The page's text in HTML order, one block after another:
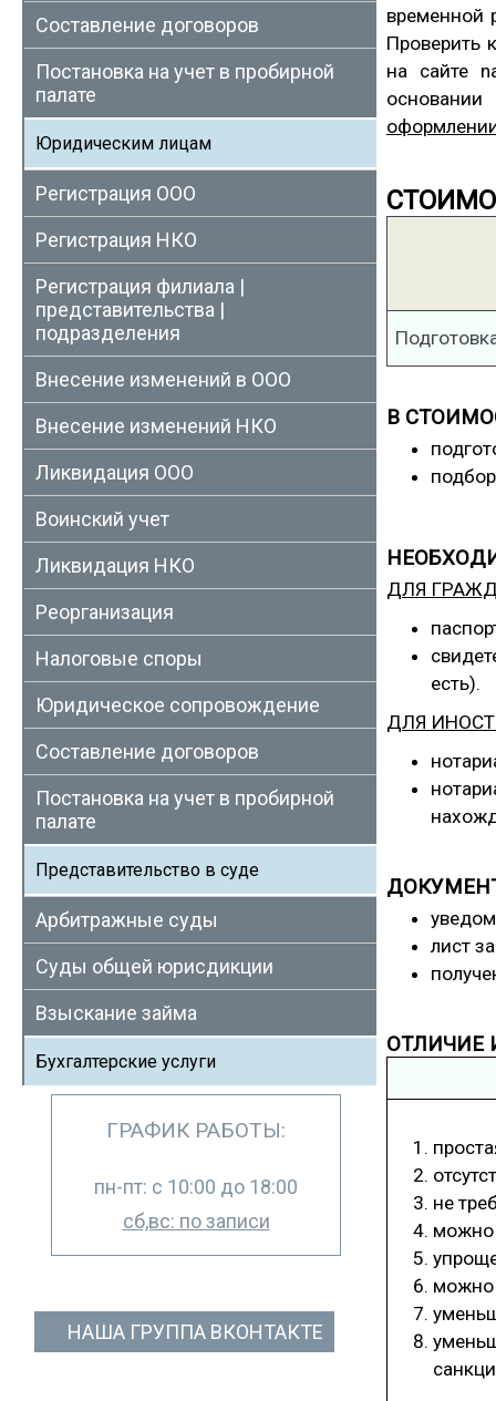
временной
Проверить
на сайте
В
ДЛЯ
есть).
ДЛЯ
лист
ОТЛИЧИЕ
не
можно
можно
Составление договоров
Постановка на учет в пробирной
палате
Юридическим лицам
Регистрация ООО
Регистрация НКО
Регистрация филиала |
представительства |
подразделения
Внесение изменений в ООО
Внесение изменений НКО
Ликвидация ООО
Воинский учет
Ликвидация НКО
Реорганизация
Налоговые споры
Юридическое сопровождение
Составление договоров
Постановка на учет в пробирной
палате
Представительство в суде
Арбитражные суды
Суды общей юрисдикции
Взыскание займа
Бухгалтерские услуги
ГРАФИК РАБОТЫ:
пн-пт: с 10:00 до 18:00
сб,вс: по записи
НАША ГРУППА ВКОНТАКТЕ